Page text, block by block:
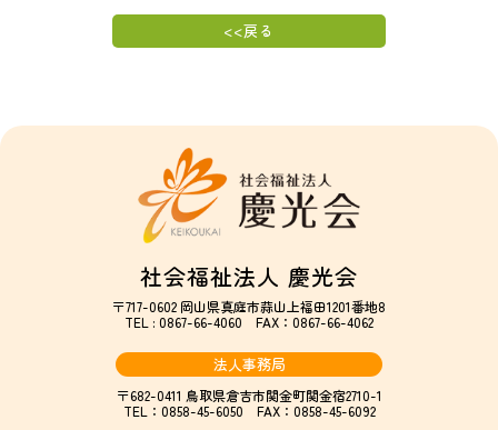
<<戻る
社会福祉法人 慶光会
〒717-0602 岡山県真庭市蒜山上福田1201番地8
TEL : 0867-66-4060 FAX：0867-66-4062
法人事務局
〒682-0411 鳥取県倉吉市関金町関金宿2710-1
TEL：0858-45-6050 FAX：0858-45-6092